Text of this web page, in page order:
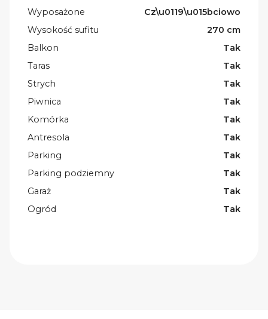
Wyposażone
Cz\u0119\u015bciowo
Wysokość sufitu
270 cm
Balkon
Tak
Taras
Tak
Strych
Tak
Piwnica
Tak
Komórka
Tak
Antresola
Tak
Parking
Tak
Parking podziemny
Tak
Garaż
Tak
Ogród
Tak